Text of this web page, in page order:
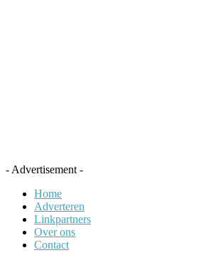
- Advertisement -
Home
Adverteren
Linkpartners
Over ons
Contact